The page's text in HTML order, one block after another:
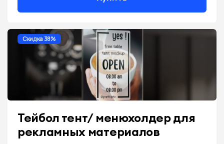
Скидка 38%
Тейбол тент/ менюхолдер для
рекламных материалов